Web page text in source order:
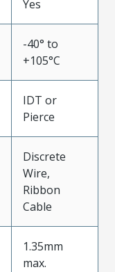
Yes
-40° to
+105°C
IDT or
Pierce
Discrete
Wire,
Ribbon
Cable
1.35mm
max.